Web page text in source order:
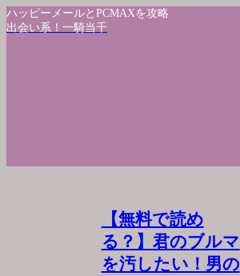
ハッピーメールとPCMAXを攻略
出会い系！一騎当千
【無料で読め
る？】君のブルマ
を汚したい！男の